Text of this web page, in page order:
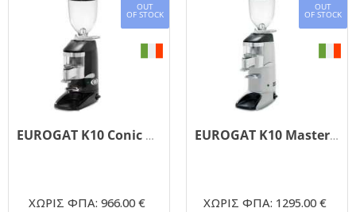
OUT
OF STOCK
EUROGAT K10 Conic Auto - μύλος άλεσης με διανεμητή δόσης
ΧΩΡΙΣ ΦΠΑ: 966.00 €
OUT
OF STOCK
EUROGAT K10 Master Conic - μύλος άλεσης με διανεμητή δόσης
ΧΩΡΙΣ ΦΠΑ: 1295.00 €